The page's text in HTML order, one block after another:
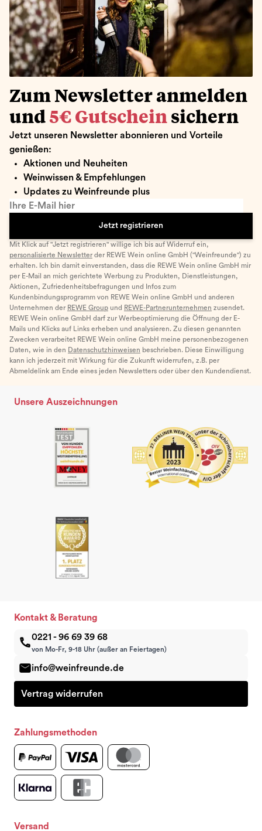
Zum Newsletter anmelden
und 5€ Gutschein sichern
Jetzt unseren Newsletter abonnieren und Vorteile
genießen:
Aktionen und Neuheiten
Weinwissen & Empfehlungen
Updates zu Weinfreunde plus
Ihre E-Mail hier
Jetzt registrieren
Mit Klick auf "Jetzt registrieren" willige ich bis auf Widerruf ein,
personalisierte Newsletter der REWE Wein online GmbH ("Weinfreunde") zu
erhalten. Ich bin damit einverstanden, dass die REWE Wein online GmbH mir
per E-Mail an mich gerichtete Werbung zu Produkten, Dienstleistungen,
Aktionen, Zufriedenheitsbefragungen und Infos zum
Kundenbindungsprogramm von REWE Wein online GmbH und anderen
Unternehmen der REWE Group und REWE-Partnerunternehmen zusendet.
REWE Wein online GmbH darf zur Werbeoptimierung die Öffnung der E-
Mails und Klicks auf Links erheben und analysieren. Zu diesen genannten
Zwecken verarbeitet REWE Wein online GmbH meine personenbezogenen
Daten, wie in den Datenschutzhinweisen beschrieben. Diese Einwilligung
kann ich jederzeit mit Wirkung für die Zukunft widerrufen, z.B. per
Abmeldelink am Ende eines jeden Newsletters oder über den Kundendienst.
Unsere Auszeichnungen
Kontakt & Beratung
0221 - 96 69 39 68
von Mo-Fr, 9-18 Uhr (außer an Feiertagen)
info@weinfreunde.de
Vertrag widerrufen
Zahlungsmethoden
Versand